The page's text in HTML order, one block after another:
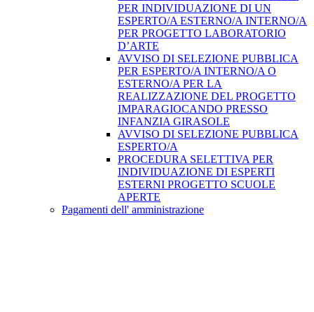
PER INDIVIDUAZIONE DI UN
ESPERTO/A ESTERNO/A INTERNO/A
PER PROGETTO LABORATORIO
D’ARTE
AVVISO DI SELEZIONE PUBBLICA
PER ESPERTO/A INTERNO/A O
ESTERNO/A PER LA
REALIZZAZIONE DEL PROGETTO
IMPARAGIOCANDO PRESSO
INFANZIA GIRASOLE
AVVISO DI SELEZIONE PUBBLICA
ESPERTO/A
PROCEDURA SELETTIVA PER
INDIVIDUAZIONE DI ESPERTI
ESTERNI PROGETTO SCUOLE
APERTE
Pagamenti dell' amministrazione